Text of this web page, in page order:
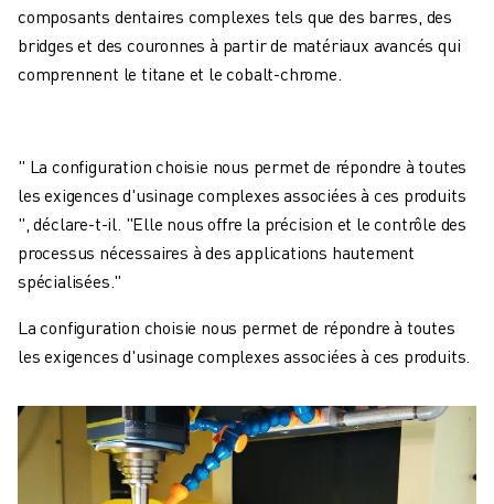
composants dentaires complexes tels que des barres, des
bridges et des couronnes à partir de matériaux avancés qui
comprennent le titane et le cobalt-chrome.
" La configuration choisie nous permet de répondre à toutes
les exigences d'usinage complexes associées à ces produits
", déclare-t-il. "Elle nous offre la précision et le contrôle des
processus nécessaires à des applications hautement
spécialisées."
La configuration choisie nous permet de répondre à toutes
les exigences d'usinage complexes associées à ces produits.